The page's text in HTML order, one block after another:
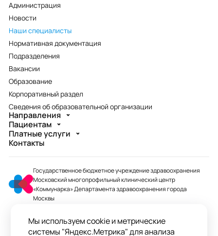
Администрация
Новости
Наши специалисты
Нормативная документация
Подразделения
Вакансии
Образование
Корпоративный раздел
Сведения об образовательной организации
Направления
Пациентам
Платные услуги
Контакты
Государственное бюджетное учреждение здравоохранения
Московский многопрофильный клинический центр
«Коммунарка» Департамента здравоохранения города
Москвы
+7 495 744-07-03
Мы используем cookie и метрические
системы "Яндекс.Метрика" для анализа